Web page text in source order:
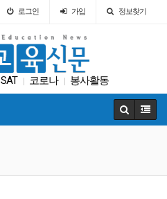
로그인 가입 정보찾기
SAT 코로나 봉사활동
ACT 교육구 학교급식